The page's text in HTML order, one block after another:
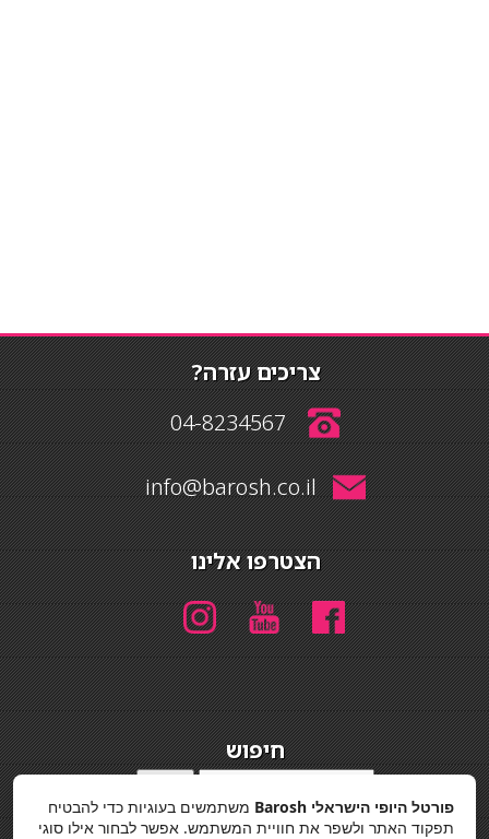
צריכים עזרה?
04-8234567
info@barosh.co.il
הצטרפו אלינו
חיפוש
מדיניות פרטיות
פורטל היופי הישראלי Barosh
משתמשים בעוגיות כדי להבטיח
תפקוד האתר ולשפר את חוויית המשתמש. אפשר לבחור אילו סוגי